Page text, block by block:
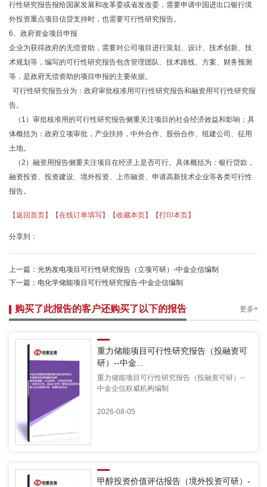
行性研究报告报给国家发展和改革委或省发改委，需要申请中国进出口银行境
外投资重点项目信贷支持时，也需要可行性研究报告。
6、政府资金项目申报
企业为获得政府的无偿资助，需要对公司项目进行策划、设计、技术创新、技
术规划等，编写的可行性研究报告包含管理团队、技术路线、方案、财务预测
等，是政府无偿资助的项目申报的主要依据。
可行性研究报告分为：政府审批核准用可行性研究报告和融资用可行性研究报
告。
（1）审批核准用的可行性研究报告侧重关注项目的社会经济效益和影响；具
体概括为：政府立项审批，产业扶持，中外合作、股份合作、组建公司、征用
土地。
（2）融资用报告侧重关注项目在经济上是否可行。具体概括为：银行贷款，
融资投资、投资建设、境外投资、上市融资、申请高新技术企业等各类可行性
报告。
【返回首页】 【在线订单填写】 【收藏本页】 【打印本页】
分享到：
上一篇： 光热发电项目可行性研究报告（立项可研）-中金企信编制
下一篇： 电化学储能项目可行性研究报告-中金企信编制
购买了此报告的客户还购买了以下的报告 更多+
重力储能项目可行性研究报告（投融资可
研）--中金...
重力储能项目可行性研究报告（投融资可研）--
中金企信权威机构编制
2026-08-05
甲醇投资价值评估报告（境外投资可研）-